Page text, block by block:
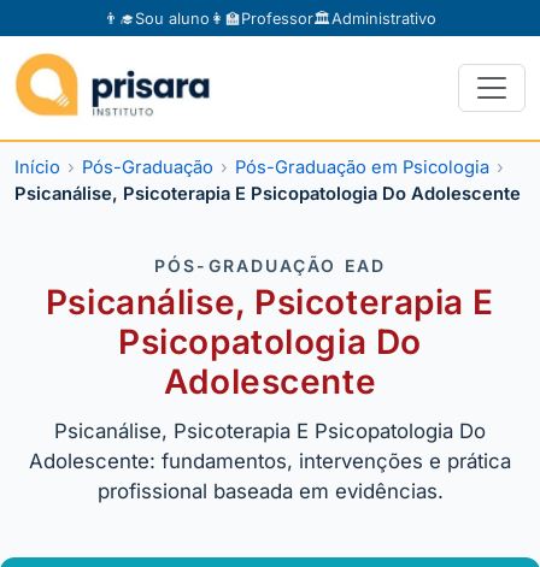
👨‍🎓Sou aluno 👩‍🏫Professor🏛️Administrativo
Início Pós-Graduação
Pós-Graduação em Psicologia
Psicanálise, Psicoterapia E Psicopatologia Do Adolescente
PÓS-GRADUAÇÃO EAD
Psicanálise, Psicoterapia E
Psicopatologia Do
Adolescente
Psicanálise, Psicoterapia E Psicopatologia Do
Adolescente: fundamentos, intervenções e prática
profissional baseada em evidências.